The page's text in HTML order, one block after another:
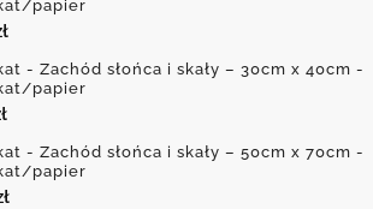
papier
- Zachód słońca i skały – 30cm x 40cm -
papier
- Zachód słońca i skały – 50cm x 70cm -
papier